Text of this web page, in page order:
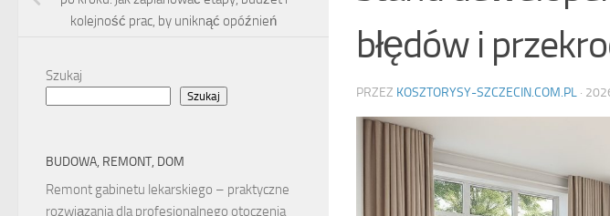
błędów i
PRZEZ KOSZTORYSY-SZCZECIN.COM.PL ·
kolejność prac, by uniknąć opóźnień
Szukaj
Szukaj
BUDOWA, REMONT, DOM
Remont gabinetu lekarskiego – praktyczne
rozwiązania dla profesjonalnego otoczenia